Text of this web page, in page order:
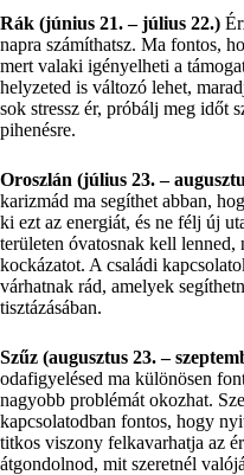
Rák (június 21. – július 22.)
napra számíthatsz. Ma fontos,
mert valaki igényelheti a
helyzeted is változó lehet,
sok stressz ér, próbálj meg időt
pihenésre.
Oroszlán (július 23. –
karizmád ma segíthet abban,
ki ezt az energiát, és ne félj új
területen óvatosnak kell lenned,
kockázatot. A családi
várhatnak rád, amelyek
tisztázásában.
Szűz (augusztus 23. –
odafigyelésed ma különösen
nagyobb problémát okozhat.
kapcsolatodban fontos, hogy
titkos viszony felkavarhatja az
átgondolnod, mit szeretnél